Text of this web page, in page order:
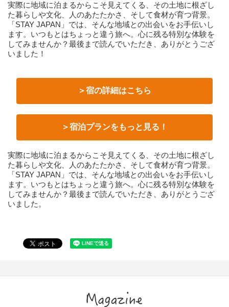
実際に地域に泊まるからこそ見えてくる、その土地に根ざし
た暮らしや文化、人のあたたかさ、そして食材が育つ背景。
「STAY JAPAN」では、そんな地域との出会いをお手伝いし
ます。いつもとはちょっと違う旅へ。心に残る特別な体験を
してみませんか？最後まで読んでいただき、ありがとうござ
いました！
＞宿の詳細はこちら
＞宿泊プランをもっと見る！
実際に地域に泊まるからこそ見えてくる、その土地に根ざし
た暮らしや文化、人のあたたかさ、そして食材が育つ背景。
「STAY JAPAN」では、そんな地域との出会いをお手伝いし
ます。いつもとはちょっと違う旅へ。心に残る特別な体験を
してみませんか？最後まで読んでいただき、ありがとうござ
いました。